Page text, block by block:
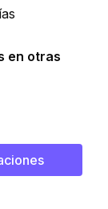
en otras